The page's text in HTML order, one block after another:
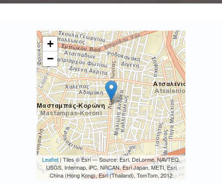
+
−
Leaflet| Tiles © Esri — Source: Esri, DeLorme, NAVTEQ,
USGS, Intermap, iPC, NRCAN, Esri Japan, METI, Esri
China (Hong Kong), Esri (Thailand), TomTom, 2012